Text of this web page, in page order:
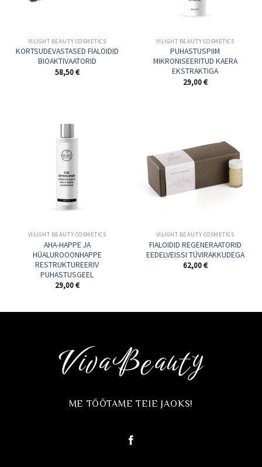
VILIGHT BEAUTY COSMETICS
KORTSUDEVASTASED FIALOIDID
BIOAKTIVAATORID
58,50€
VILIGHT BEAUTY COSMETICS
PUHASTUSPIIM
MIKRONISEERITUD KAERA
EKSTRAKTIGA
29,00€
VILIGHT BEAUTY COSMETICS
AHA-HAPPE JA
HÜALUROOONHAPPE
RESTRUKTUREERIV
PUHASTUSGEEL
29,00€
VILIGHT BEAUTY COSMETICS
FIALOIDID REGENERAATORID
EEDELVEISSI TÜVIRAKKUDEGA
62,00€
ME TÖÖTAME TEIE JAOKS!